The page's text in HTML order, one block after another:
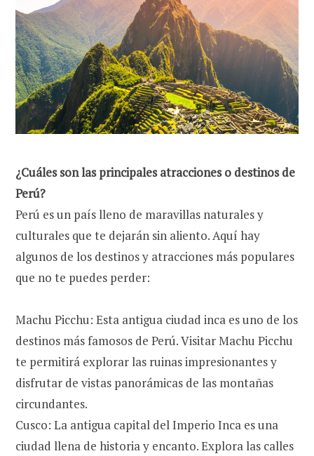
¿Cuáles son las principales atracciones o destinos de
Perú?
Perú es un país lleno de maravillas naturales y
culturales que te dejarán sin aliento. Aquí hay
algunos de los destinos y atracciones más populares
que no te puedes perder:
Machu Picchu: Esta antigua ciudad inca es uno de los
destinos más famosos de Perú. Visitar Machu Picchu
te permitirá explorar las ruinas impresionantes y
disfrutar de vistas panorámicas de las montañas
circundantes.
Cusco: La antigua capital del Imperio Inca es una
ciudad llena de historia y encanto. Explora las calles